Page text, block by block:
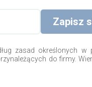
zasad określonych w
do firmy.